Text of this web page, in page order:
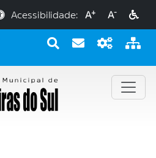
Acessibilidade: A+ A-